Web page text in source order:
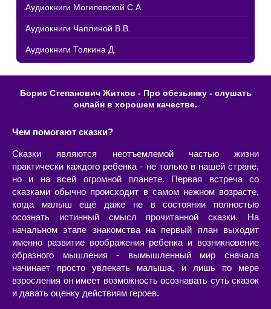
Аудиокниги Могилевской С.А.
Аудиокниги Чаплиной В.В.
Аудиокниги Толкина Д.
Борис Степанович Житков - Про обезьянку - слушать
онлайн в хорошем качестве.
Чем помогают сказки?
Сказки являются неотъемлемой частью жизни
практически каждого ребенка - не только в нашей стране,
но и на всей огромной планете. Первая встреча со
сказками обычно происходит в самом нежном возрасте,
когда малыш ещё даже не в состоянии полностью
осознать истинный смысл прочитанной сказки. На
начальном этапе знакомства на первый план выходит
именно развитие воображения ребенка и возникновение
образного мышления - вымышленный мир сначала
начинает просто увлекать малыша, и лишь по мере
взросления он имеет возможность осознавать суть сказок
и давать оценку действиям героев.